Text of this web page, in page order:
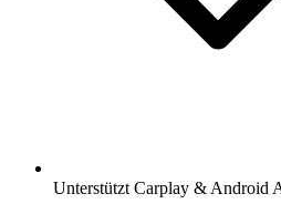
Unterstützt Carplay & Android